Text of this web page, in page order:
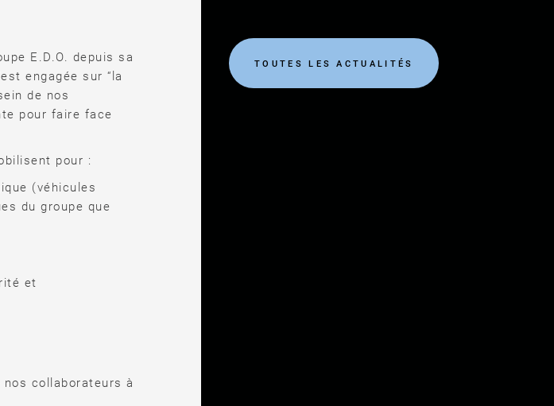
E.D.O. depuis sa
engagée sur “la
de nos
pour faire face
pour :
(véhicules
du groupe que
et
collaborateurs à
TOUTES LES ACTUALITÉS